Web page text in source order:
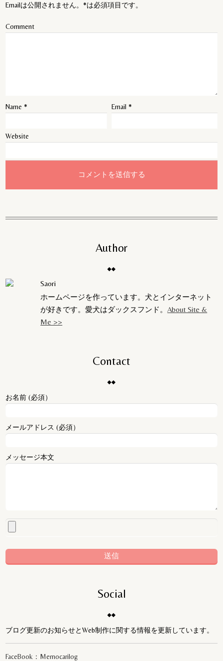
Emailは公開されません。*は必須項目です。
Comment
Name * Email *
Website
Author
Saori
ホームページを作っています。犬とインターネット
が好きです。愛犬はダックスフンド。About Site &
Me >>
Contact
お名前 (必須）
メールアドレス (必須）
メッセージ本文
Social
ブログ更新のお知らせとWeb制作に関する情報を更新しています。
FaceBook：Memocarilog